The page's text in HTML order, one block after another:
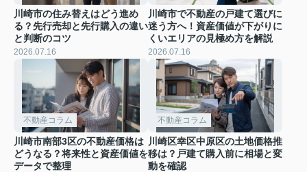
川崎市の住み替えはどう進め
る？先行売却と先行購入の違い
と判断のコツ
2026.07.16
川崎市で不動産の戸建て選びに
迷う方へ！資産価値が下がりに
くいエリアの見極め方を解説
2026.07.16
不動産コラム
川崎市南部3区の不動産価格は
どうなる？将来性と資産価値を
データで整理
不動産コラム
川崎区幸区中原区の土地価格推
移は？戸建て購入前に相場と変
動を確認